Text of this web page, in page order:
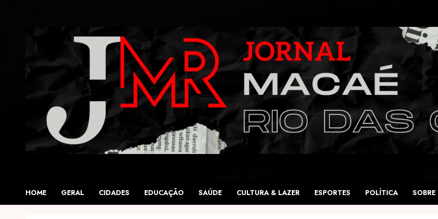
HOME GERAL CIDADES EDUCAÇÃO SAÚDE CULTURA & LAZER ESPORTES POLÍTICA